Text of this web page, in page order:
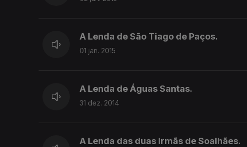
A Lenda de São Tiago de Paços.
01 jan. 2015
A Lenda de Águas Santas.
31 dez. 2014
A Lenda das duas Irmãs de Soalhães.